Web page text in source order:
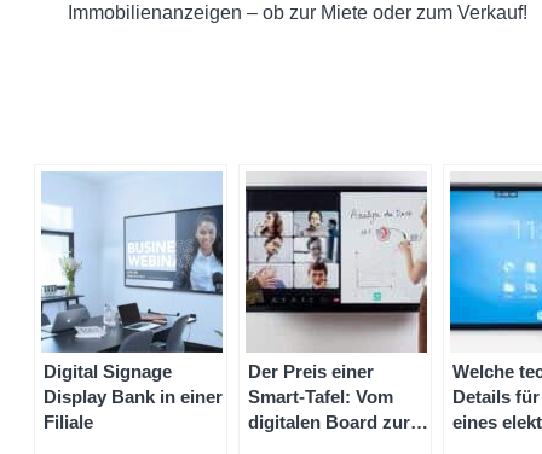
Immobilienanzeigen – ob zur Miete oder zum Verkauf!
Digital Signage
Display Bank in einer
Filiale
Der Preis einer
Smart-Tafel: Vom
digitalen Board zur
Welche
Details
eines